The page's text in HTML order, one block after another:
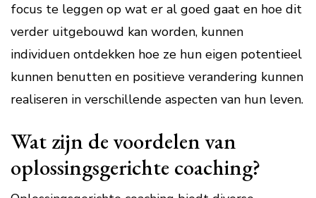
focus te leggen op wat er al goed gaat en hoe dit
verder uitgebouwd kan worden, kunnen
individuen ontdekken hoe ze hun eigen potentieel
kunnen benutten en positieve verandering kunnen
realiseren in verschillende aspecten van hun leven.
Wat zijn de voordelen van
oplossingsgerichte coaching?